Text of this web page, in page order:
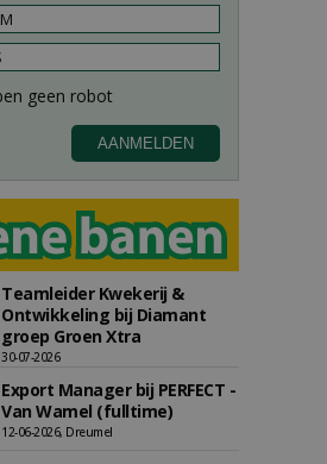
Teamleider Kwekerij &
Ontwikkeling bij Diamant
groep Groen Xtra
30-07-2026
Export Manager bij PERFECT -
Van Wamel (fulltime)
12-06-2026, Dreumel